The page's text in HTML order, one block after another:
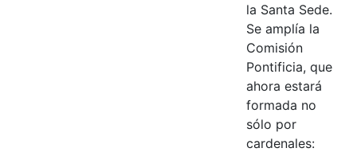
la Santa Sede.
Se amplía la
Comisión
Pontificia, que
ahora estará
formada no
sólo por
cardenales: